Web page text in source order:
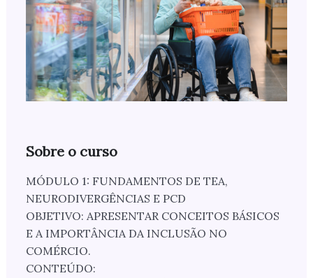
Sobre o curso
MÓDULO 1: FUNDAMENTOS DE TEA,
NEURODIVERGÊNCIAS E PCD
OBJETIVO: APRESENTAR CONCEITOS BÁSICOS
E A IMPORTÂNCIA DA INCLUSÃO NO
COMÉRCIO.
CONTEÚDO: